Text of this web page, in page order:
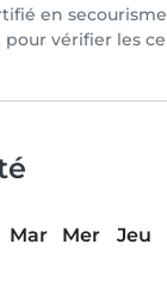
en
vérifier les
Mar Mer Jeu